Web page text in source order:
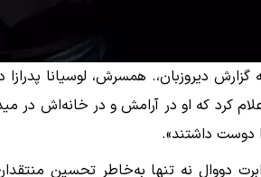
گزارش دیروزبان،. همسرش، لوسیانا
کرد که او در آرامش و در خانه‌اش در
دوست داشتند».
دووال نه تنها به‌خاطر تحسین